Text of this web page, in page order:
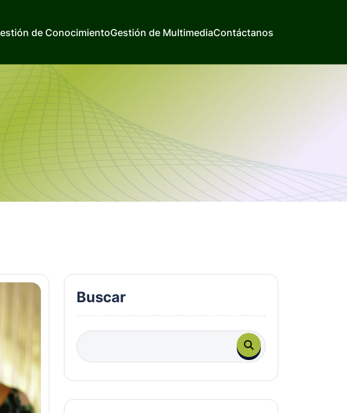
de ConocimientoGestión de MultimediaContáctanos
Buscar